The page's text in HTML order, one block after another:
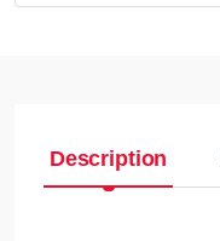
Description